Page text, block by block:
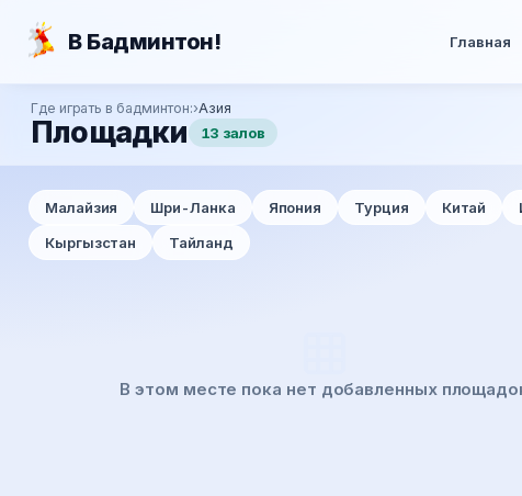
В Бадминтон! Главная
Вы здесь
Где играть в бадминтон: Азия
Площадки 13 залов
Малайзия Шри-Ланка Япония Турция Китай
Кыргызстан
Тайланд
В этом месте пока нет добавленных